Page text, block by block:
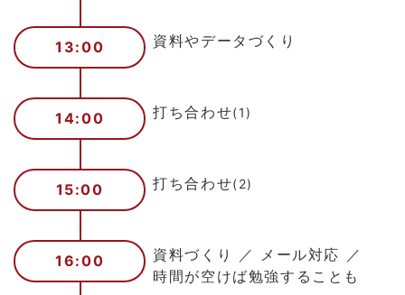
13:00 資料やデータづくり
14:00 打ち合わせ(1)
15:00 打ち合わせ(2)
16:00
資料づくり ／ メール対応 ／
時間が空けば勉強することも